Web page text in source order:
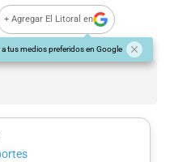
+ Agregar El Litoral en
a tus medios preferidos en Google